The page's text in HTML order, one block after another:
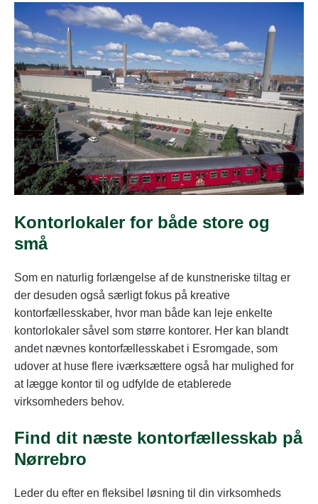
Kontorlokaler for både store og
små
Som en naturlig forlængelse af de kunstneriske tiltag er
der desuden også særligt fokus på kreative
kontorfællesskaber, hvor man både kan leje enkelte
kontorlokaler såvel som større kontorer. Her kan blandt
andet nævnes kontorfællesskabet i Esromgade, som
udover at huse flere iværksættere også har mulighed for
at lægge kontor til og udfylde de etablerede
virksomheders behov.
Find dit næste kontorfællesskab på
Nørrebro
Leder du efter en fleksibel løsning til din virksomheds